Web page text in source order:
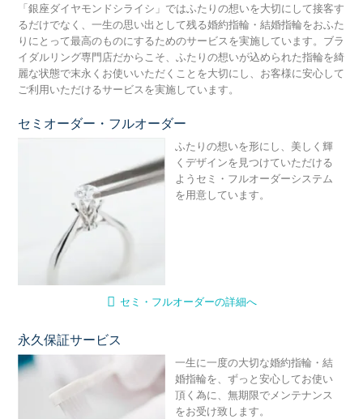
「銀座ダイヤモンドシライシ」ではふたりの想いを大切にして接客す
るだけでなく、一生の思い出として残る婚約指輪・結婚指輪をおふた
りにとって最高のものにするためのサービスを実施しています。ブラ
イダルリング専門店だからこそ、ふたりの想いが込められた指輪を綺
麗な状態で末永くお使いいただくことを大切にし、お客様に安心して
ご利用いただけるサービスを実施しています。
セミオーダー・フルオーダー
ふたりの想いを形にし、美しく輝
くデザインを見つけていただける
ようセミ・フルオーダーシステム
を用意しています。
セミ・フルオーダーの詳細へ
永久保証サービス
一生に一度の大切な婚約指輪・結
婚指輪を、ずっと安心してお使い
頂く為に、無期限でメンテナンス
をお受け致します。